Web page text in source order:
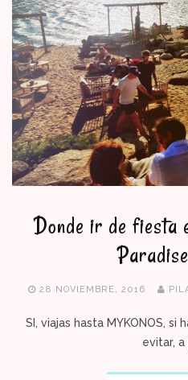
Donde ir de fiesta
28 NOVIEMBRE, 2016
SI, viajas hasta MYKONOS,
evitar,